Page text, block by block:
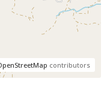
contributors